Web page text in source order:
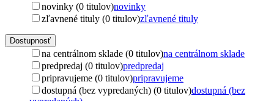
novinky (0 titulov)novinky
zľavnené tituly (0 titulov)zľavnené tituly
Dostupnosť
na centrálnom sklade (0 titulov)na centrálnom sklade
predpredaj (0 titulov)predpredaj
pripravujeme (0 titulov)pripravujeme
dostupná (bez vypredaných) (0 titulov)dostupná (bez